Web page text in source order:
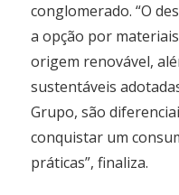
conglomerado. “O
a opção por
origem renovável,
sustentáveis
Grupo, são
conquistar um
práticas”, finaliza.